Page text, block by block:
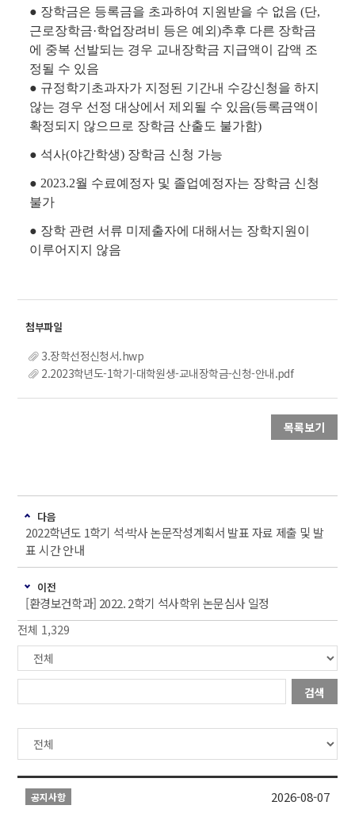
● 장학금은 등록금을 초과하여 지원받을 수 없음 (단,
근로장학금·학업장려비 등은 예외)추후 다른 장학금
에 중복 선발되는 경우 교내장학금 지급액이 감액 조
정될 수 있음
● 규정학기초과자가 지정된 기간내 수강신청을 하지
않는 경우 선정 대상에서 제외될 수 있음(등록금액이
확정되지 않으므로 장학금 산출도 불가함)
● 석사(야간학생) 장학금 신청 가능
● 2023.2월 수료예정자 및 졸업예정자는 장학금 신청
불가
● 장학 관련 서류 미제출자에 대해서는 장학지원이
이루어지지 않음
3.장학선정신청서.hwp
2.2023학년도-1학기-대학원생-교내장학금-신청-안내.pdf
목록보기
다음
2022학년도 1학기 석·박사 논문작성계획서 발표 자료 제출 및 발
표 시간 안내
이전
[환경보건학과] 2022. 2학기 석사학위 논문심사 일정
전체 1,329
검색
공지사항 2026-08-07